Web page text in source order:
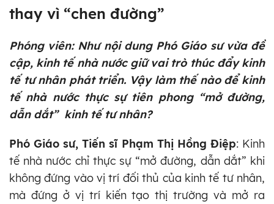
thay vì “chen đường”
Phóng viên: Như nội dung Phó Giáo sư vừa đề
cập, kinh tế nhà nước giữ vai trò thúc đẩy kinh
tế tư nhân phát triển. Vậy làm thế nào để kinh
tế nhà nước thực sự tiên phong “mở đường,
dẫn dắt” kinh tế tư nhân?
Phó Giáo sư, Tiến sĩ Phạm Thị Hồng Điệp: Kinh
tế nhà nước chỉ thực sự “mở đường, dẫn dắt” khi
không đứng vào vị trí đối thủ của kinh tế tư nhân,
mà đứng ở vị trí kiến tạo thị trường và mở ra